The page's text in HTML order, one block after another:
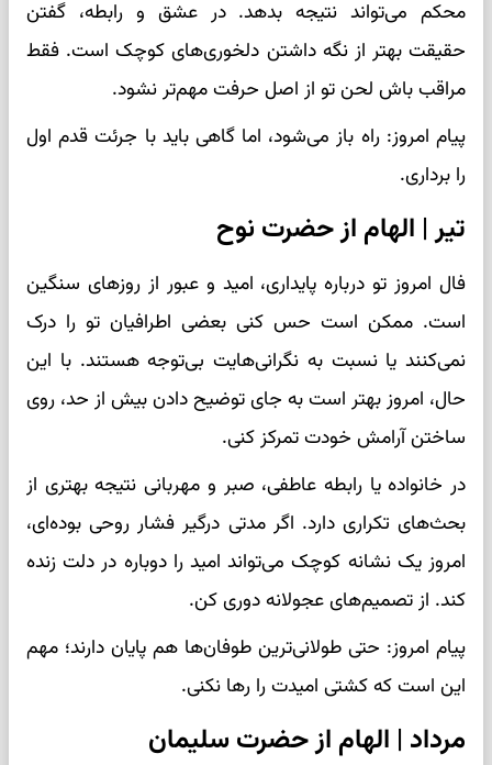
محکم می‌تواند نتیجه بدهد. در عشق و رابطه، گفتن
حقیقت بهتر از نگه داشتن دلخوری‌های کوچک است. فقط
مراقب باش لحن تو از اصل حرفت مهم‌تر نشود.
پیام امروز: راه باز می‌شود، اما گاهی باید با جرئت قدم اول
را برداری.
تیر | الهام از حضرت نوح
فال امروز تو درباره پایداری، امید و عبور از روزهای سنگین
است. ممکن است حس کنی بعضی اطرافیان تو را درک
نمی‌کنند یا نسبت به نگرانی‌هایت بی‌توجه هستند. با این
حال، امروز بهتر است به جای توضیح دادن بیش از حد، روی
ساختن آرامش خودت تمرکز کنی.
در خانواده یا رابطه عاطفی، صبر و مهربانی نتیجه بهتری از
بحث‌های تکراری دارد. اگر مدتی درگیر فشار روحی بوده‌ای،
امروز یک نشانه کوچک می‌تواند امید را دوباره در دلت زنده
کند. از تصمیم‌های عجولانه دوری کن.
پیام امروز: حتی طولانی‌ترین طوفان‌ها هم پایان دارند؛ مهم
این است که کشتی امیدت را رها نکنی.
مرداد | الهام از حضرت سلیمان